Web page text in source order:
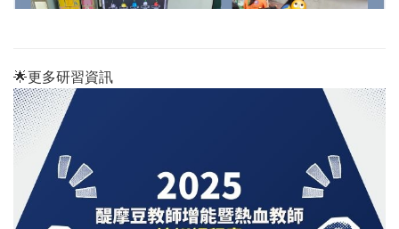
🌟更多研習資訊